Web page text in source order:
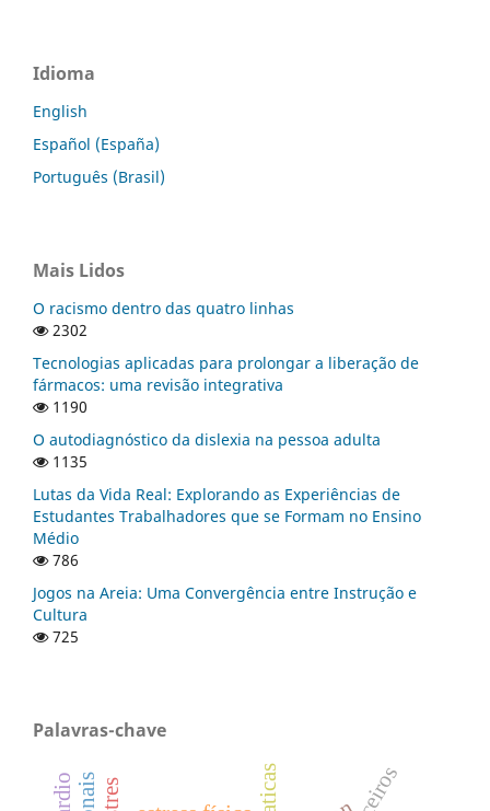
Idioma
English
Español (España)
Português (Brasil)
Mais Lidos
O racismo dentro das quatro linhas
2302
Tecnologias aplicadas para prolongar a liberação de
fármacos: uma revisão integrativa
1190
O autodiagnóstico da dislexia na pessoa adulta
1135
Lutas da Vida Real: Explorando as Experiências de
Estudantes Trabalhadores que se Formam no Ensino
Médio
786
Jogos na Areia: Uma Convergência entre Instrução e
Cultura
725
Palavras-chave